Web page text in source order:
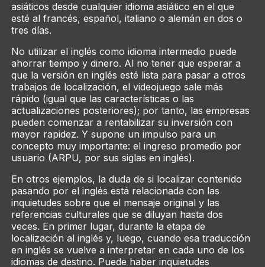
asiáticos desde cualquier idioma asiático en el que
esté al francés, español, italiano o alemán en dos o
tres días.
No utilizar el inglés como idioma intermedio puede
ahorrar tiempo y dinero. Al no tener que esperar a
que la versión en inglés esté lista para pasar a otros
trabajos de localización, el videojuego sale más
rápido (igual que las características o las
actualizaciones posteriores); por tanto, las empresas
pueden comenzar a rentabilizar su inversión con
mayor rapidez. Y supone un impulso para un
concepto muy importante: el ingreso promedio por
usuario (ARPU, por sus siglas en inglés).
En otros ejemplos, la duda de si localizar contenido
pasando por el inglés está relacionada con las
inquietudes sobre que el mensaje original y las
referencias culturales que se diluyan hasta dos
veces. En primer lugar, durante la etapa de
localización al inglés y, luego, cuando esa traducción
en inglés se vuelve a interpretar en cada uno de los
idiomas de destino. Puede haber inquietudes